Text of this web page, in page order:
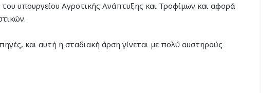
υπουργείου Αγροτικής Ανάπτυξης και Τροφίμων και αφορά
και αυτή η σταδιακή άρση γίνεται με πολύ αυστηρούς